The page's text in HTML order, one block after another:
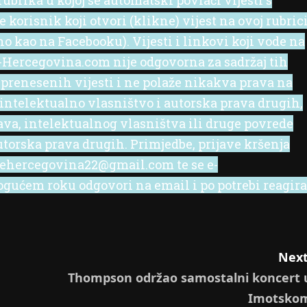
korisnik koji otvori (klikne) vijest na ovoj rubrici
kao na Facebooku). Vijesti i linkovi koji vode na
nije odgovorna za sadržaj tih
vijesti i ne polaže nikakva prava na
vlasništvo i autorska prava drugih,
intelektualnog vlasništva ili druge povrede
prava drugih. Primjedbe, prijave kršenja
te se e-
roku odgovori na email i po potrebi
Thompson održao samostalni koncert